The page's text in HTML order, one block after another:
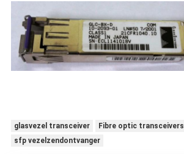
glasvezel transceiver
Fibre optic transceivers
sfp vezelzendontvanger